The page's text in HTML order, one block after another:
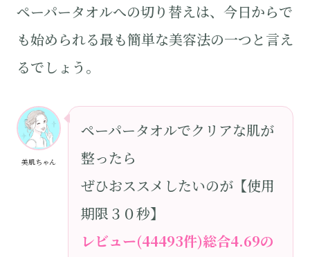
ペーパータオルへの切り替えは、今日からで
も始められる最も簡単な美容法の一つと言え
るでしょう。
美肌ちゃん
ペーパータオルでクリアな肌が
整ったら
ぜひおススメしたいのが【使用
期限３０秒】
レビュー(44493件)総合4.69の